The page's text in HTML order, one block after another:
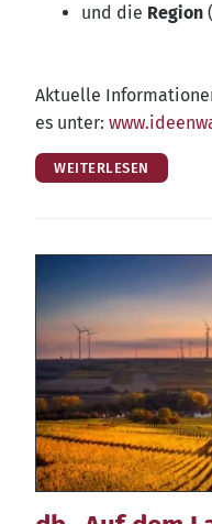
und die Regi­on
Aktu­el­le
es unter:
WEITERLESEN